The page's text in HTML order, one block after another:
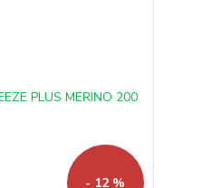
- 12 %